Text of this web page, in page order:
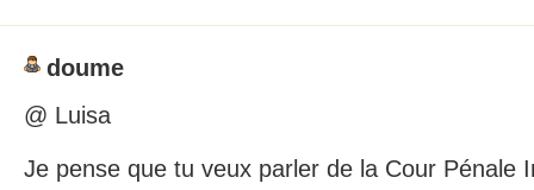
doume
@ Luisa
Je pense que tu veux parler de la Cour Pénale